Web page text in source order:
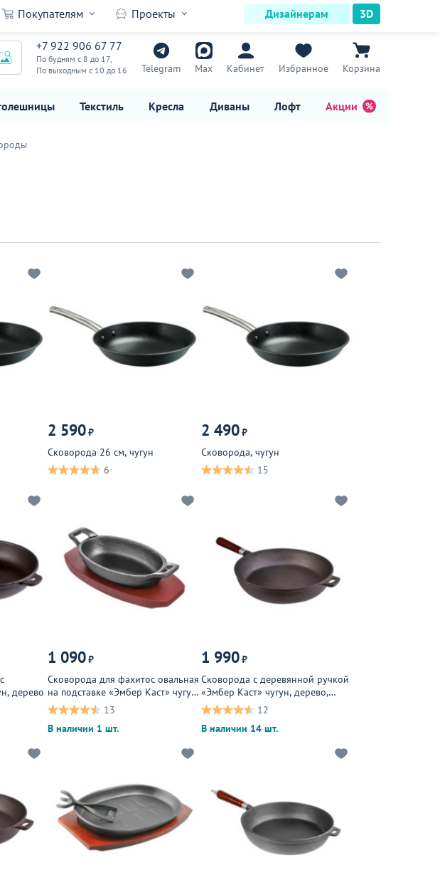
Покупателям Проекты Дизайнерам 3D
+7 922 906 67 77
По будням с 8 до 17,
По выходным с 10 до 16
Telegram Max Кабинет Избранное Корзина
Текстиль Кресла Диваны Лофт Акции
2 590₽
Сковорода 26 см, чугун
6
2 490₽
Сковорода, чугун
15
дерево
1 090₽
Сковорода для фахитос овальная
на подставке «Эмбер Каст» чугун,
дерево
13
В наличии 1 шт.
1 990₽
Сковорода с деревянной ручкой
«Эмбер Каст» чугун, дерево,
черный, темное дерево
12
В наличии 14 шт.